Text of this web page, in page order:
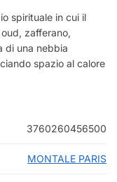
spirituale in cui il
zafferano,
di una nebbia
spazio al calore
3760260456500
MONTALE PARIS